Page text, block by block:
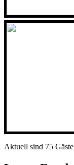
Aktuell sind 75